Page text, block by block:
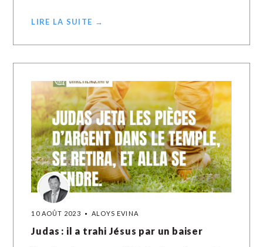
LIRE LA SUITE →
10 AOÛT 2023 ALOYS EVINA
Judas : il a trahi Jésus par un baiser